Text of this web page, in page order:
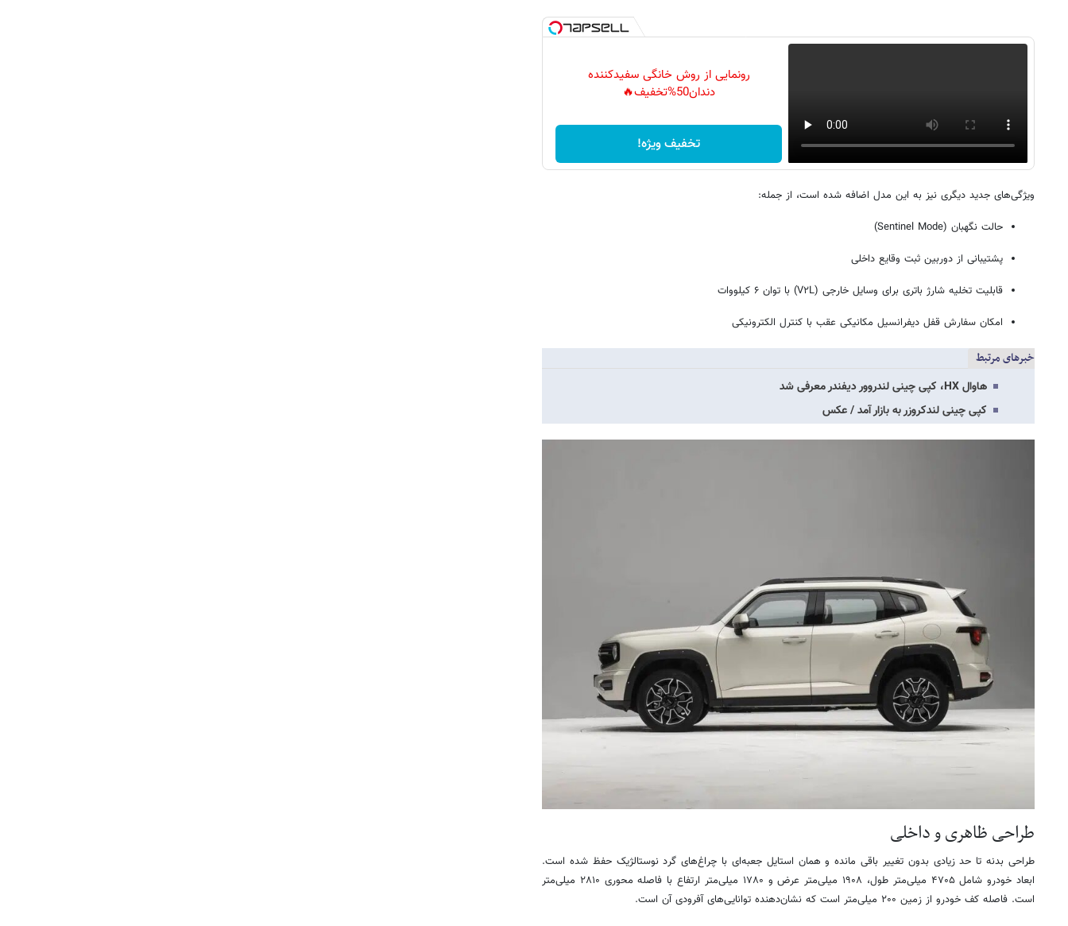
رونمایی از روش خانگی سفیدکننده
دندان50%تخفیف🔥
تخفیف ویژه!
ویژگی‌های جدید دیگری نیز به این مدل اضافه شده است، از جمله:
حالت نگهبان (Sentinel Mode)
پشتیبانی از دوربین ثبت وقایع داخلی
قابلیت تخلیه شارژ باتری برای وسایل خارجی (V۲L) با توان ۶ کیلووات
امکان سفارش قفل دیفرانسیل مکانیکی عقب با کنترل الکترونیکی
خبرهای مرتبط
هاوال HX، کپی چینی لندروور دیفندر معرفی شد
کپی چینی لندکروزر به بازار آمد / عکس
طراحی ظاهری و داخلی
طراحی بدنه تا حد زیادی بدون تغییر باقی مانده و همان استایل جعبه‌ای با چراغ‌های گرد نوستالژیک حفظ شده است.
ابعاد خودرو شامل ۴۷۰۵ میلی‌متر طول، ۱۹۰۸ میلی‌متر عرض و ۱۷۸۰ میلی‌متر ارتفاع با فاصله محوری ۲۸۱۰ میلی‌متر
است. فاصله کف خودرو از زمین ۲۰۰ میلی‌متر است که نشان‌دهنده توانایی‌های آفرودی آن است.